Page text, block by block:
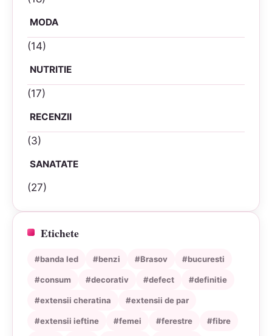
MODA
(14)
NUTRITIE
(17)
RECENZII
(3)
SANATATE
(27)
Etichete
#banda led #benzi #Brasov #bucuresti
#consum #decorativ #defect #definitie
#extensii cheratina #extensii de par
#extensii ieftine #femei #ferestre #fibre